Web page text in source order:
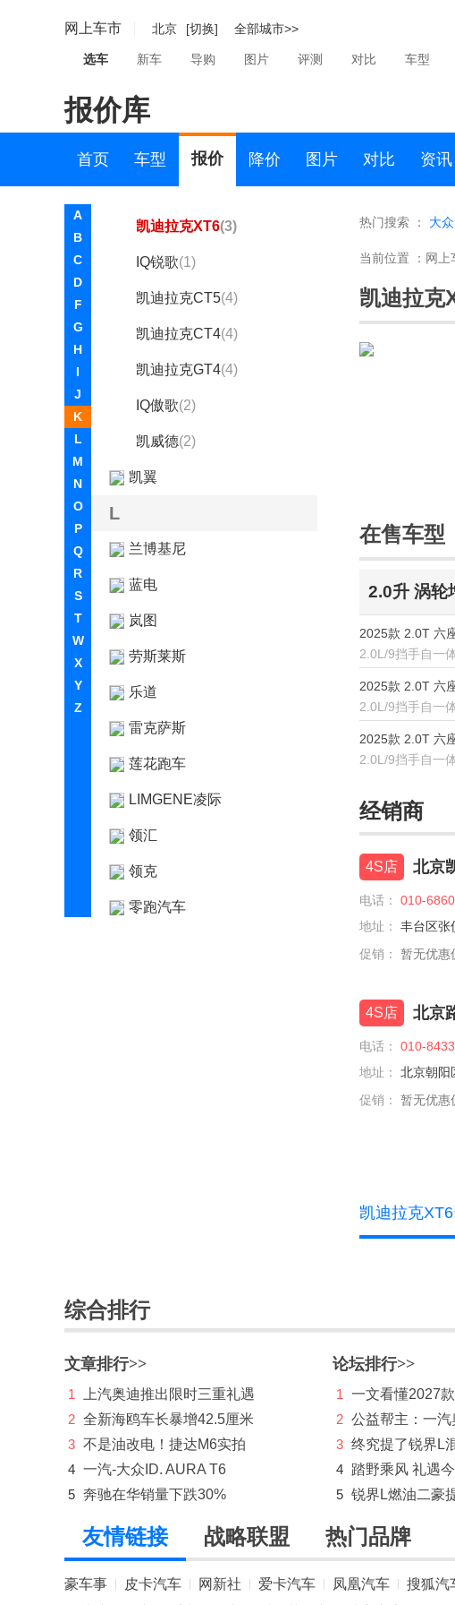
网上车市 北京 [切换] 全部城市>>
选车 新车 导购 图片 评测 对比 车型
报价库
首页 车型 报价 降价 图片 对比 资讯
A
B
C
D
F
G
H
I
J
K
L
M
N
O
P
Q
R
S
T
W
X
Y
Z
凯迪拉克CT6
凯迪拉克XT5(5)
凯迪拉克XT4 (6)
凯迪拉克XT6(3)
IQ锐歌(1)
凯迪拉克CT5(4)
凯迪拉克CT4(4)
凯迪拉克GT4(4)
IQ傲歌(2)
凯威德(2)
凯翼
L
兰博基尼
蓝电
岚图
劳斯莱斯
乐道
雷克萨斯
莲花跑车
LIMGENE凌际
领汇
领克
零跑汽车
马自达
猛士
名爵
MINI
N
哪吒汽车
欧拉
P
热门搜索 ： 大众
当前位置 ： 网上
凯迪拉克
在售车型
2.0升 涡轮
2025款 2.0T 六
2.0L/9挡手自一
2025款 2.0T 六
2.0L/9挡手自一
2025款 2.0T 六
2.0L/9挡手自一
经销商
4S店 北京
电话：
010-
地址：
丰台区张
促销：
暂无优惠
4S店 北京
电话：
010-
地址：
北京朝阳
促销：
暂无优惠
凯迪拉克
综合排行
文章排行>>
1
上汽奥迪推出限时三重礼遇
2 全新海鸥车长暴增42.5厘米
3 不是油改电！捷达M6实拍
4 一汽-大众ID. AURA T6
5 奔驰在华销量下跌30%
论坛排行>>
1
一文看懂2027
2 公益帮主：一汽
3 终究提了锐界L
4 踏野乘风 礼遇
5 锐界L燃油二豪
友情链接 战略联盟 热门品牌
豪车事 皮卡汽车 网新社 爱卡汽车 凤凰汽车 搜狐汽